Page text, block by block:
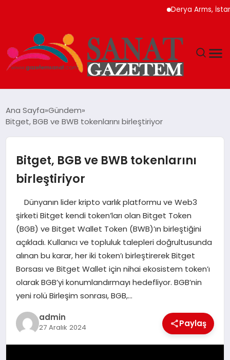
Derya Arms, İstanbul
TEKNOLOJI
SIYASET
SPOR
YAŞAM
EKONOMI
SAĞLIK
DÜNYA
EĞITIM
Ana Sayfa Gündem
Bitget, BGB ve BWB tokenlarını birleştiriyor
Bitget, BGB ve BWB tokenlarını
birleştiriyor
Dünyanın lider kripto varlık platformu ve Web3
şirketi Bitget kendi token’ları olan Bitget Token
(BGB) ve Bitget Wallet Token (BWB)’ın birleştiğini
açıkladı. Kullanıcı ve topluluk talepleri doğrultusunda
alınan bu karar, her iki token’ı birleştirerek Bitget
Borsası ve Bitget Wallet için nihai ekosistem token’ı
olarak BGB’yi konumlandırmayı hedefliyor. BGB’nin
yeni rolü Birleşim sonrası, BGB,…
admin
27 Aralık 2024 Paylaş